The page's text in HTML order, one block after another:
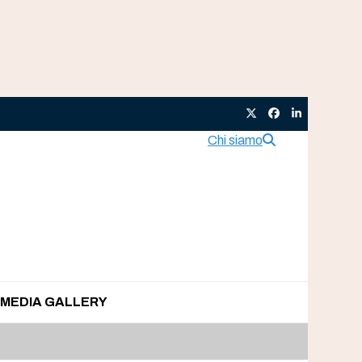
TwitterFacebook
LinkedIn
Chi siamo
MEDIA GALLERY